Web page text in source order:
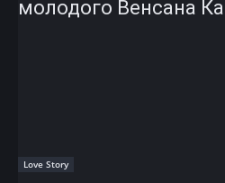
молодого Венсана
Love Story